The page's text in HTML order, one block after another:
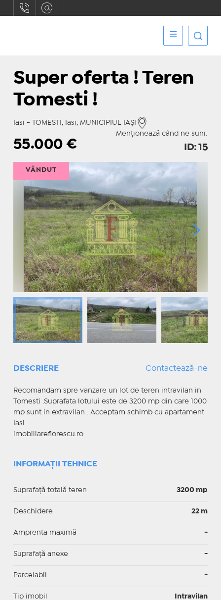
Super oferta ! Teren
Tomesti !
Iasi - TOMESTI, Iasi, MUNICIPIUL IAŞI
Menționează când ne suni:
55.000€ ID: 15
VÂNDUT
DESCRIERE Contactează-ne
Recomandam spre vanzare un lot de teren intravilan in
Tomesti .Suprafata lotului este de 3200 mp din care 1000
mp sunt in extravilan . Acceptam schimb cu apartament
Iasi .
imobiliareflorescu.ro
INFORMAȚII TEHNICE
Suprafață totală teren 3200 mp
Deschidere 22 m
Amprenta maximă -
Suprafață anexe -
Parcelabil -
Tip imobil Intravilan